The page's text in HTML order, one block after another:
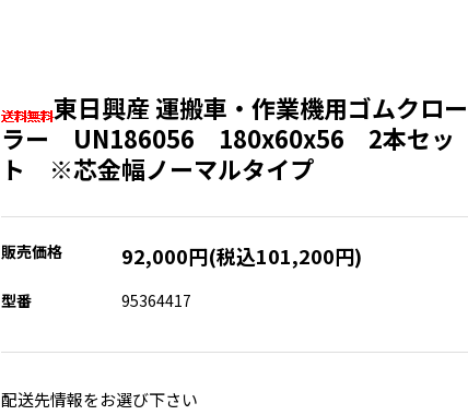
東日興産 運搬車・作業機用ゴムクロー
ラー UN186056 180x60x56 2本セッ
ト ※芯金幅ノーマルタイプ
販売価格 92,000円(税込101,200円)
型番 95364417
配送先情報をお選び下さい